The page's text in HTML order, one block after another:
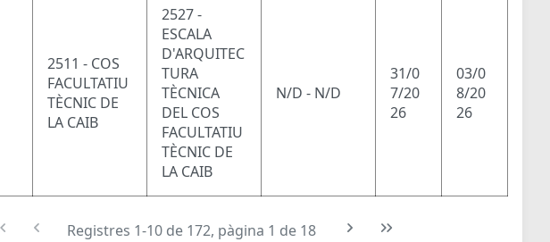
2511 - COS
FACULTATIU
TÈCNIC DE
LA CAIB
2527 -
ESCALA
D'ARQUITEC
TURA
TÈCNICA
DEL COS
FACULTATIU
TÈCNIC DE
LA CAIB
N/D - N/D
31/0
7/20
26
03/0
8/20
26
Registres 1-10 de 172, pàgina 1 de 18